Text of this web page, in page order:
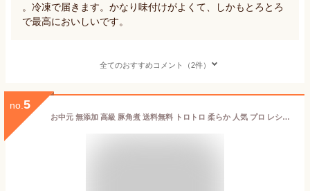
。冷凍で届きます。かなり味付けがよくて、しかもとろとろ
で最高においしいです。
全てのおすすめコメント（2件）
no. 5
お中元 無添加 高級 豚角煮 送料無料 トロトロ 柔らか 人気 プロ レシピ 米沢豚一番育ち 簡単 調理 通販 お取り寄せ ビール ぴったり 国産 冷凍 ランキング 和風 ご飯のお供 豚肉 プレゼント グルメ 贈答 ギフト 詰め合わせ 惣菜 煮豚 豚 角煮 詰合せ 手土産